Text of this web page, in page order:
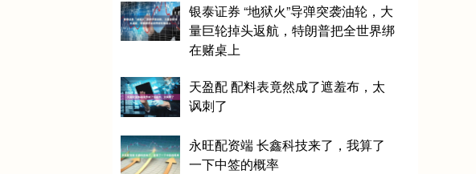
银泰证券 “地狱火”导弹突袭油轮，大
量巨轮掉头返航，特朗普把全世界绑
在赌桌上
天盈配 配料表竟然成了遮羞布，太
讽刺了
永旺配资端 长鑫科技来了，我算了
一下中签的概率